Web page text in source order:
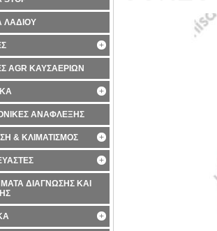
ΛΑΔΙΟΥ
AGR ΚΑΥΣΑΕΡΙΩΝ
ΑΝΑΦΛΕΞΗΣ
& ΚΛΙΜΑΤΙΣΜΟΣ
ΔΙΑΓΝΩΣΗΣ ΚΑΙ